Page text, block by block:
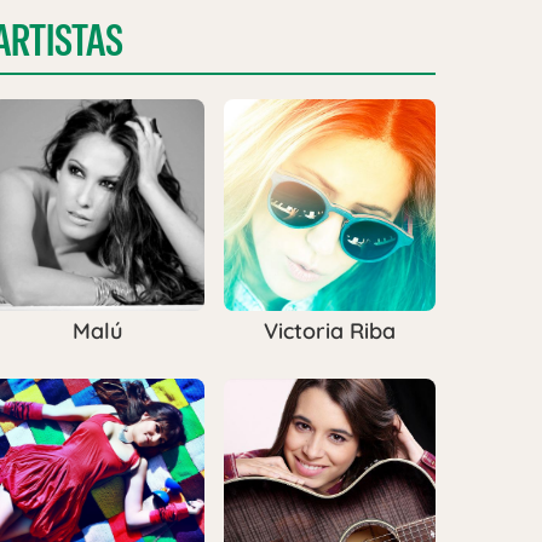
Malú Victoria Riba